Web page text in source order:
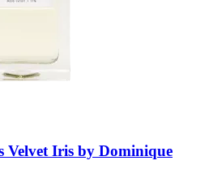
Velvet Iris by Dominique